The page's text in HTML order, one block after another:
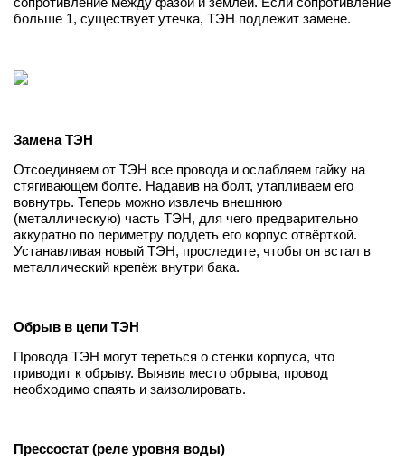
больше 1, существует утечка, ТЭН подлежит замене.
Замена ТЭН
Отсоединяем от ТЭН все провода и ослабляем гайку на
стягивающем болте. Надавив на болт, утапливаем его
вовнутрь. Теперь можно извлечь внешнюю
(металлическую) часть ТЭН, для чего предварительно
аккуратно по периметру поддеть его корпус отвёрткой.
Устанавливая новый ТЭН, проследите, чтобы он встал в
металлический крепёж внутри бака.
Обрыв в цепи ТЭН
Провода ТЭН могут тереться о стенки корпуса, что
приводит к обрыву. Выявив место обрыва, провод
необходимо спаять и заизолировать.
Прессостат (реле уровня воды)